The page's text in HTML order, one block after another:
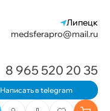
Липецк
medsferapro@mail.ru
Написать в telegram
8 965 520 20 35